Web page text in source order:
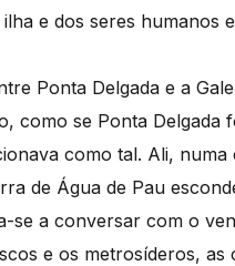
e dos seres humanos
Ponta Delgada e a
como se Ponta Delgada
como tal. Ali,
de Água de Pau
se a conversar com o
e os metrosíderos,